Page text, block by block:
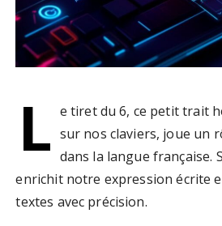
L e tiret du 6, ce petit trait
sur nos claviers, joue un
dans la langue française.
enrichit notre expression écrite
textes avec précision.